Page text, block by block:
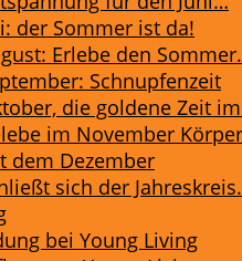
der Sommer ist da!
Erlebe den
Schnupfenzeit
die goldene Zeit
im November
dem Dezember
sich der
bei Young Living